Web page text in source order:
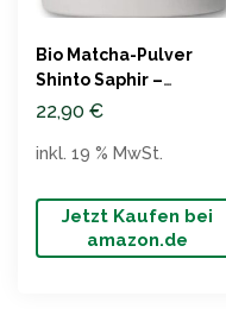
Bio Matcha-Pulver
Shinto Saphir –
Direktimport Japan 30g
22,90 €
Jetzt Kaufen bei
amazon.de
inkl. 19 % MwSt.